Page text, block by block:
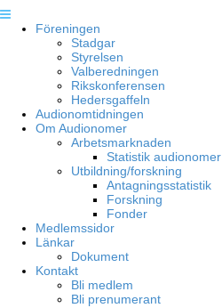
Föreningen
Stadgar
Styrelsen
Valberedningen
Rikskonferensen
Hedersgaffeln
Audionomtidningen
Om Audionomer
Arbetsmarknaden
Statistik audionomer
Utbildning/forskning
Antagningsstatistik
Forskning
Fonder
Medlemssidor
Länkar
Dokument
Kontakt
Bli medlem
Bli prenumerant